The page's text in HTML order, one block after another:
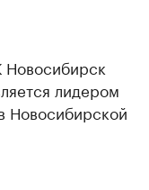
Новосибирск
лидером
Новосибирской